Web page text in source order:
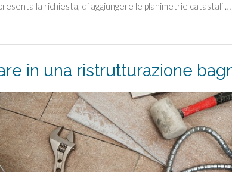
la richiesta, di aggiungere le planimetrie catastali …
in una ristrutturazione